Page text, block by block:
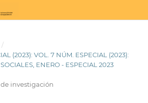
/
(2023): VOL. 7 NÚM. ESPECIAL (2023):
ENERO - ESPECIAL 2023
investigación